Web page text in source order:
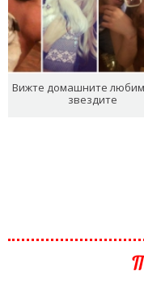
Вижте домашните
звездите